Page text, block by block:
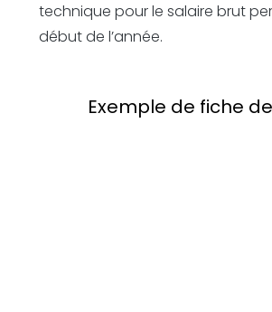
technique pour le salaire brut
début de l’année.
Exemple de fiche